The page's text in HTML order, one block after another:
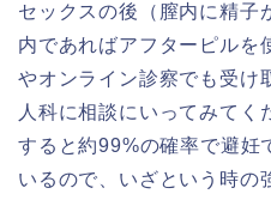
セックスの後（膣内に精子
内であればアフターピルを
やオンライン診察でも受け
人科に相談にいってみてく
すると約99%の確率で避妊
いるので、いざという時の